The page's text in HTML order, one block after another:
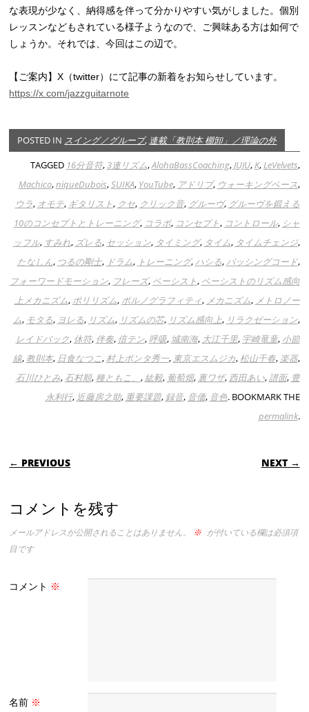
な表現が少なく、納得感を伴って分かりやすい気がしました。個別
レッスンなどもされている様子ようなので、ご興味ある方は如何で
しょうか。それでは、今回はこの辺で。
【ご案内】X（twitter）にて記事の新着をお知らせしています。
https://x.com/jazzguitarnote
POSTED IN スイング／グルーブ, 連載「教則本 棚卸」／理論の外
TAGGED 16分音符,3連リズム,AlohaBassCoaching,JUJU,K,LeVelvets,
Machico,niqueDubois,SUIKA, YouTube, アドリブ, ウォーキングベース,
ウラ, オモテ, ギタリスト, クセ, クリック音, グルーヴ, グルーヴを鍛える
10のコンセプトとトレーニング, コラボ, コンセプト, コントロール, シャ
ッフル, すみれ, ズレる, セッション, タイミング, タイム, タイムチェンジ,
たなしん, つるの剛士, ドラム, トレーニング,ハシる,パッシングコード,
フォーワードモーション, フレーズ, ベーシスト, ベーシストのリズム感向
上メカニズム, ポリリズム, ポルノグラフィティ, メカニズム, メトロノー
ム, モタる, ヨレる, リズム, リズムの芯, リズム感向上, リラクゼーション,
レイドバック, 休符, 伴奏, 倍テン, 呼吸,城南海, 大江千里, 宇崎竜童, 小節
線, 教則本, 日食なつこ,村上ポンタ秀一, 東京エスムジカ, 松山千春, 楽器,
石川ひとみ, 石村順,種ともこ、 ,紘毅, 葡萄畑, 裏ワザ, 西田あい,譜面, 豊
永利行, 近藤房之助, 重要課題, 録音, 音価, 音色. BOOKMARK THE
permalink.
POST NAVIGATION
← PREVIOUS NEXT →
コメントを残す
メールアドレスが公開されることはありません。 ※ が付いている欄は必須項
目です
コメント ※
名前 ※